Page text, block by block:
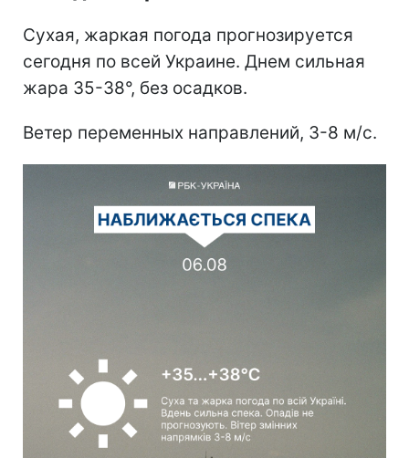
Сухая, жаркая погода прогнозируется
сегодня по всей Украине. Днем сильная
жара 35-38°, без осадков.
Ветер переменных направлений, 3-8 м/с.